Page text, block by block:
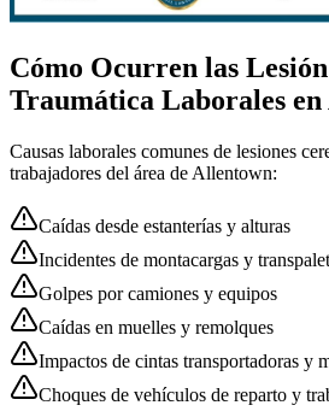
Cómo Ocurren las
Traumática Laborales en
Causas laborales comunes de lesiones
trabajadores del área de Allentown:
Caídas desde estanterías y alturas
Incidentes de montacargas y
Golpes por camiones y equipos
Caídas en muelles y remolques
Impactos de cintas transportadoras y
Choques de vehículos de reparto y